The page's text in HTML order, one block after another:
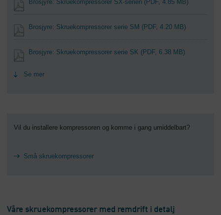
Brosjyre: Skruekompressorer SX-serien (PDF, 4.85 MB)
Brosjyre: Skruekompressorer serie SM (PDF, 4.20 MB)
Brosjyre: Skruekompressorer serie SK (PDF, 6.38 MB)
Se mer
Vil du installere kompressoren og komme i gang umiddelbart?
Små skruekompressorer
Våre skruekompressorer med remdrift i detalj